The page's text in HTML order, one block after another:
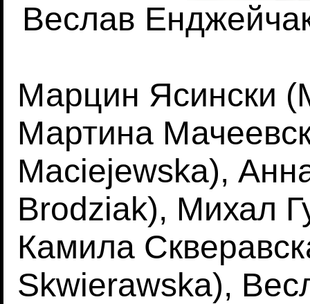
Веслав
Марцин Ясински
Мартина
Maciejewska),
Brodziak), Михал
Камила
Skwierawska),